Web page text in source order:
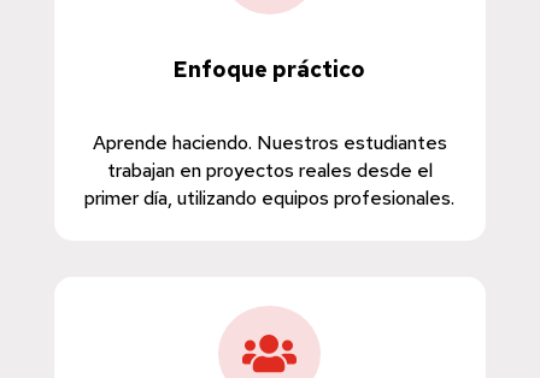
Enfoque práctico
Aprende haciendo. Nuestros estudiantes
trabajan en proyectos reales desde el
primer día, utilizando equipos profesionales.
